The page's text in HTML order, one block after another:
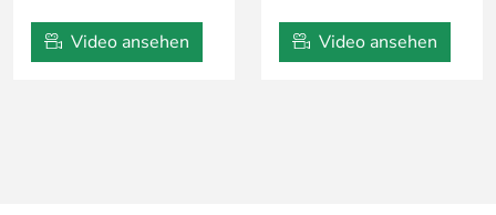
Video ansehen Video ansehen